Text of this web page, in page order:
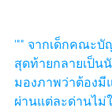
'"" จากเด็กคณะบั
สุดท้ายกลายเป็
มองภาพว่าต้องมี
ผ่านแต่ละด่านไม่